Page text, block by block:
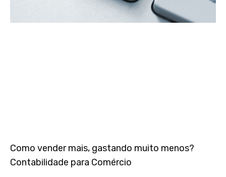
Como vender mais, gastando muito menos?
Contabilidade para Comércio